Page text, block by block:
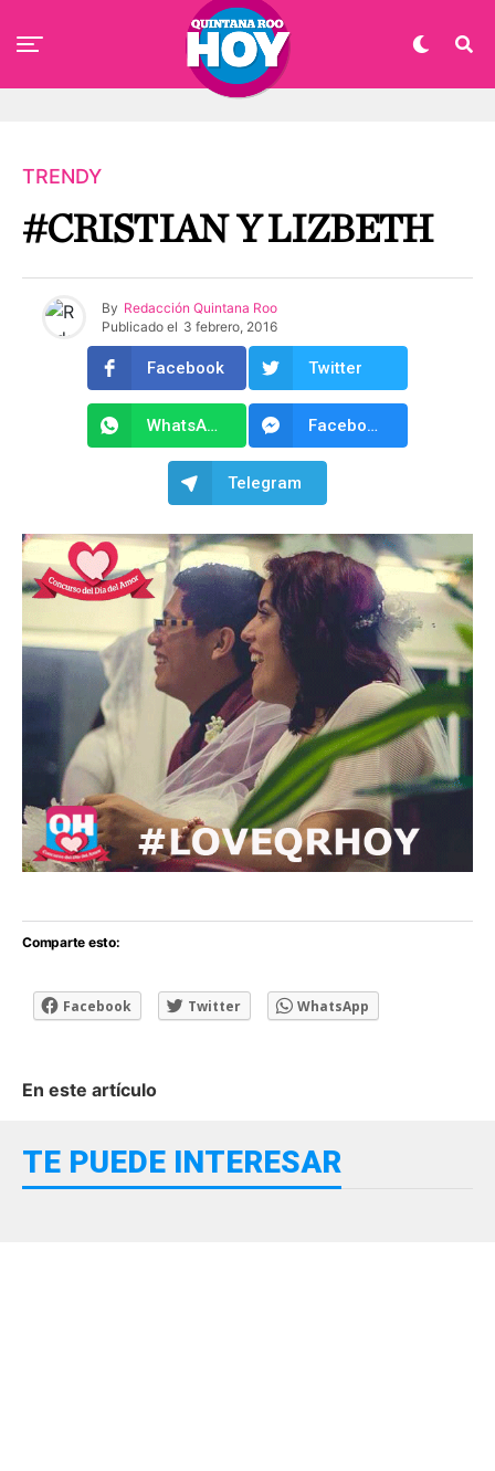
TRENDY
#CRISTIAN Y LIZBETH
By Redacción Quintana Roo
Publicado el 3 febrero, 2016
Facebook Twitter
WhatsApp Facebook Messenger
Telegram
Comparte esto:
Facebook Twitter WhatsApp
En este artículo
TE PUEDE INTERESAR